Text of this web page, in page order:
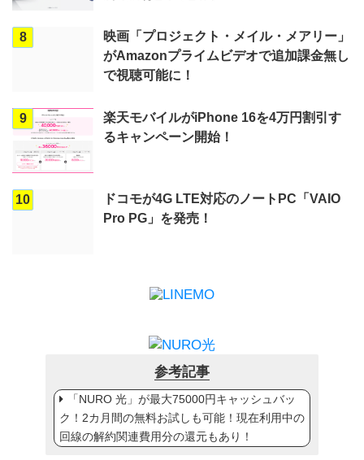
8
映画「プロジェクト・メイル・メアリー」
がAmazonプライムビデオで追加課金無し
で視聴可能に！
9
楽天モバイルがiPhone 16を4万円割引す
るキャンペーン開始！
10
ドコモが4G LTE対応のノートPC「VAIO
Pro PG」を発売！
参考記事
「NURO 光」が最大75000円キャッシュバッ
ク！2カ月間の無料お試しも可能！現在利用中の
回線の解約関連費用分の還元もあり！